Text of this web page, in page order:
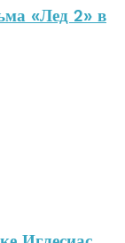
«Лед 2» в